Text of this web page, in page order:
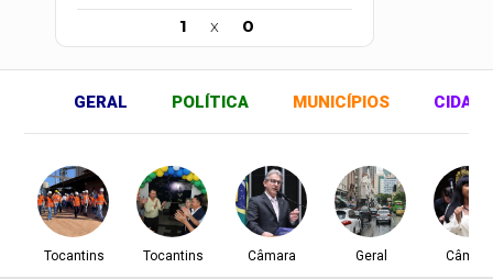
1 x 0
GERAL POLÍTICA MUNICÍPIOS
Tocantins Tocantins Câmara Geral